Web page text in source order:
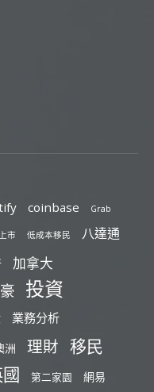
coinbase Grab
上市 低成本移民 八達通
加拿大
投資
業務分析
洲 理財 移民
第二家園 網易